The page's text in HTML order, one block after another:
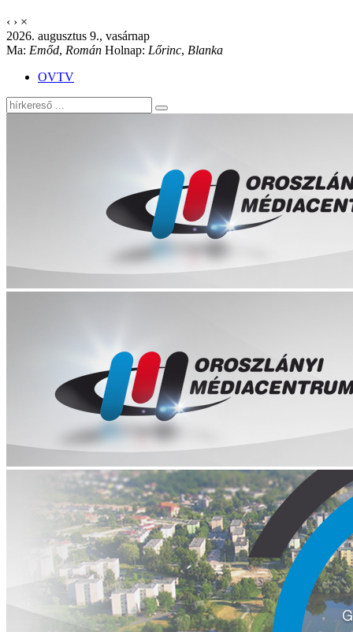
‹ › ×
2026. augusztus 9., vasárnap
Ma: Emőd, Román Holnap: Lőrinc, Blanka
OVTV